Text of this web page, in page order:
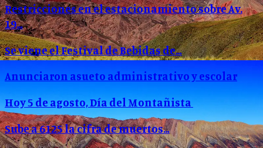
Restricciones en el estacionamiento sobre Av.
19…
Se viene el Festival de Bebidas de…
Anunciaron asueto administrativo y escolar
Hoy 5 de agosto, Día del Montañista
Sube a 6125 la cifra de muertos…